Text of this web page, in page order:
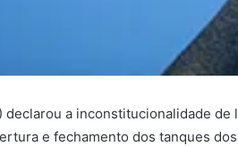
a inconstitucionalidade
e fechamento dos tanques